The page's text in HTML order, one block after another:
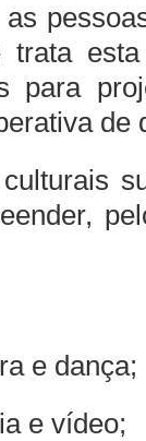
para
de
e dança;
e vídeo;